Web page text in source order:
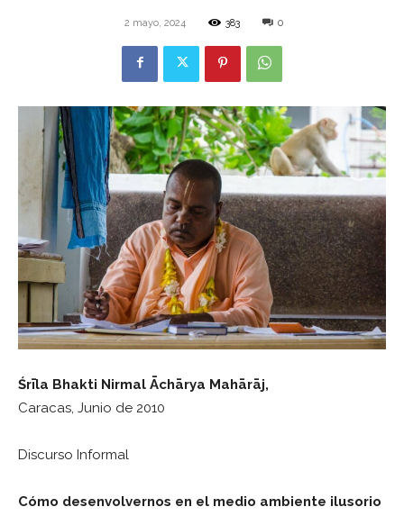
2 mayo, 2024 383 0
Śrīla Bhakti Nirmal Āchārya Mahārāj,
Caracas, Junio de 2010
Discurso Informal
Cómo desenvolvernos en el medio ambiente ilusorio